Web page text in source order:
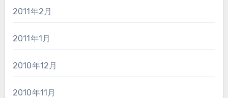
2011年2月
2011年1月
2010年12月
2010年11月